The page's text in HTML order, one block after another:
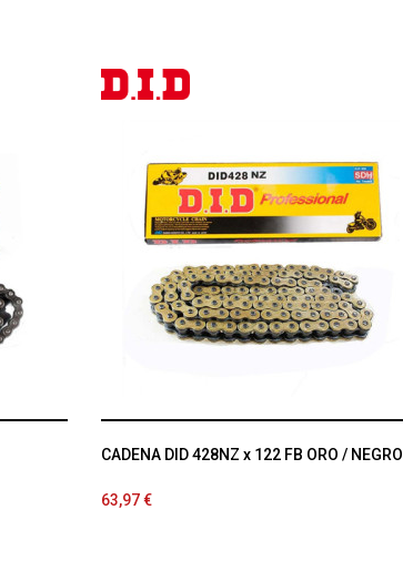
CADENA DID 428NZ x 122 FB ORO / NEGRO
63,97 €